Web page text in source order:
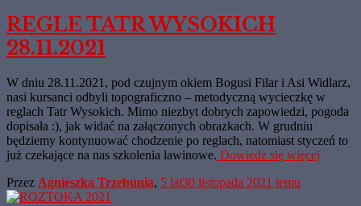
REGLE TATR WYSOKICH
28.11.2021
W dniu 28.11.2021, pod czujnym okiem Bogusi Filar i Asi Widlarz,
nasi kursanci odbyli topograficzno – metodyczną wycieczkę w
reglach Tatr Wysokich. Mimo niezbyt dobrych zapowiedzi, pogoda
dopisała :), jak widać na załączonych obrazkach. W grudniu
będziemy kontynuować chodzenie po reglach, natomiast styczeń to
już czekające na nas szkolenia lawinowe. Dowiedz się więcej
Przez Agnieszka Trzebunia, 5 lat30 listopada 2021 temu